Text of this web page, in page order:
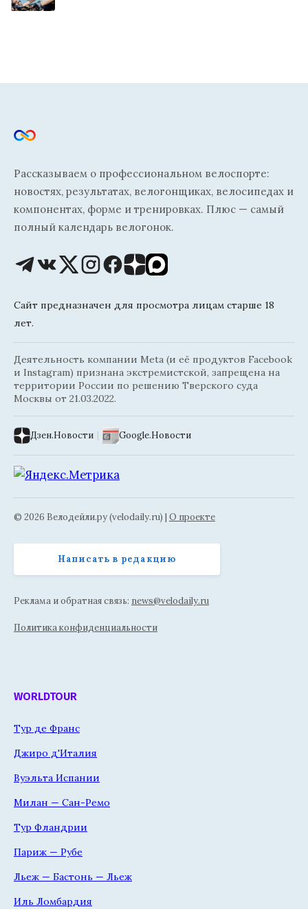
Рассказываем о профессиональном велоспорте:
новостях, результатах, велогонщиках, велосипедах и
компонентах, форме и тренировках. Плюс — самый
полный календарь велогонок.
Сайт предназначен для просмотра лицам старше 18
лет.
Деятельность компании Meta (и её продуктов Facebook
и Instagram) признана экстремистской, запрещена на
территории России по решению Тверского суда
Москвы от 21.03.2022.
Дзен.Новости | Google.Новости
© 2026 Велодейли.ру (velodaily.ru) | О проекте
Написать в редакцию
Реклама и обратная связь: news@velodaily.ru
Политика конфиденциальности
WORLDTOUR
Тур де Франс
Джиро д'Италия
Вуэльта Испании
Милан — Сан-Ремо
Тур Фландрии
Париж — Рубе
Льеж — Бастонь — Льеж
Иль Ломбардия